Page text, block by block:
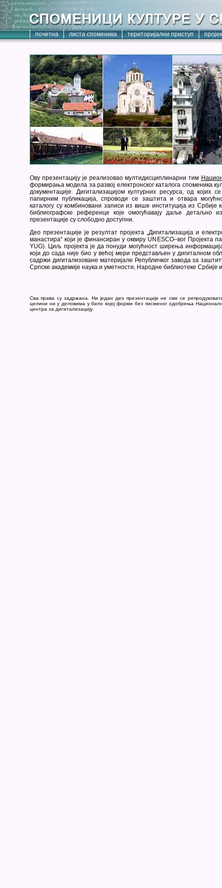
почетна листа споменика територијални приступ
Ову презентацију је реализовао мултидисциплинарни тим
формирања модела за развој електронског каталога споменика
документације. Дигитализацијом културних ресурса, од којих
папирним публикација, спроводи се заштита и отвара
каталогу су комбиновани записи из више институција из Србије
библиографске референце које омогућавају даље детаљно
презентације су слободно доступни.
Део презентације је резултат пројекта „Дигитализација и
манастира“ који је финансиран у оквиру UNESCO–вог Пројекта
YUG). Циљ пројекта је да понуди могућност ширења
који до сада није био у већој мери представљен у дигиталном
садржи дигитализоване материјале Републичког завода за
Српске академије наука и уметности, Народне библиотеке
Сва права су задржана. Ни један део презентације не сме се
целини ни у деловима у било којој форми без писменог одобрења
центра за дигитализацију.